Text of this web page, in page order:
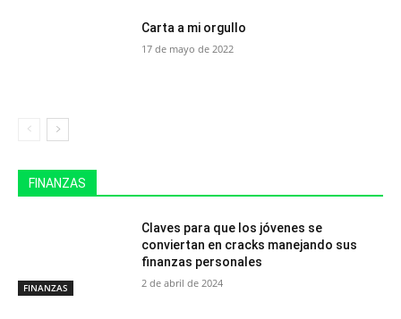
Carta a mi orgullo
17 de mayo de 2022
FINANZAS
FINANZAS
Claves para que los jóvenes se
conviertan en cracks manejando sus
finanzas personales
2 de abril de 2024